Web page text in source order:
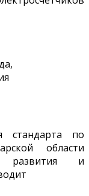
стандарта по
области
развития и